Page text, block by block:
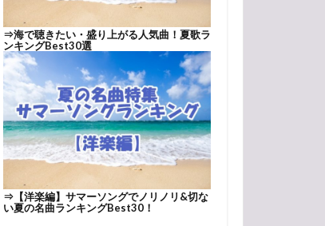
⇒海で聴きたい・盛り上がる人気曲！夏歌ラ
ンキングBest30選
⇒ 【洋楽編】サマーソングでノリノリ&切な
い夏の名曲ランキングBest30！